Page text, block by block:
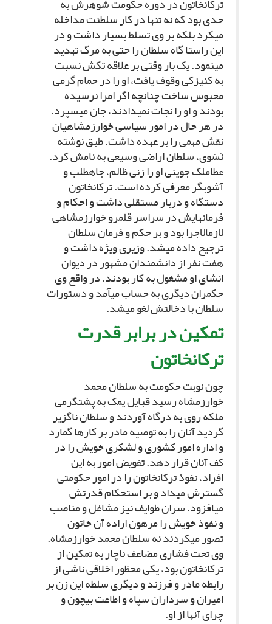
ترکان‏خاتون در دوره حکومت شوهرش به
حدى بود که نه تنها در کار سلطنت مداخله
مى‏کرد بلکه بر وى تسلط بسیار داشت و در
این راستا گاه سلطان را حتى به مرگ تهدید
مى‏نمود. یک بار وقتى بر علاقه تکش نسبت
به کنیزکى وقوف یافت، او را در حمام گرمى
محبوس ساخت چنانچه اگر امرا نرسیده
بودند و او را نجات نمى‏دادند، جان مى‏سپرد.
در هر حال در امور سیاسى خوارزمشاهیان
نقش مهمى را بر عهده داشت. طبق نوشته
نَسَوى، سلطان اراضى وسیعى به نامش کرد.
عطاملک جوینى او را زنى ظالم، جاه‏طلب و
آشوبگر معرفى کرده است. ترکان‏خاتون
دستگاه و دربار مستقلى داشت و احکام و
فرمان‏هایش در سراسر قلمرو خوارزمشاهى
لازم‏الاجرا بود و بر حکم و فرمان سلطان
ترجیح داده مى‏شد. وزیرى ویژه داشت و
هفت نفر از دانشمندان مشهور در دیوان
انشاى او مشغول به کار بودند. در واقع وى
حکمران دیگرى به حساب مى‏آمد و دستورات
سلطان با دخالتش لغو مى‏شد.
تمکین در برابر قدرت
ترکان‏خاتون‏
چون نوبت حکومت به سلطان محمد
خوارزمشاه رسید قبایل یمک به پشت‏گرمى
ملکه روى به درگاه آوردند و سلطان ناگزیر
گردید آنان را به توصیه مادر بر کارها گمارد
و اداره امور کشورى و لشکرى خویش را در
کف آنان قرار دهد. تفویض امور به این
افراد، نفوذ ترکان‏خاتون را در امور حکومتى
گسترش مى‏داد و بر استحکام قدرتش
مى‏افزود. سران طوایف نیز مشاغل و مناصب
و نفوذ خویش را مرهون اراده آن خاتون
تصور مى‏کردند نه سلطان محمد خوارزمشاه.
وى تحت فشارى مضاعف ناچار به تمکین از
ترکان‏خاتون بود، یکى محظور اخلاقى ناشى از
رابطه مادر و فرزند و دیگرى سلطه این زن بر
امیران و سرداران سپاه و اطاعت بى‏چون و
چراى آنها از او.